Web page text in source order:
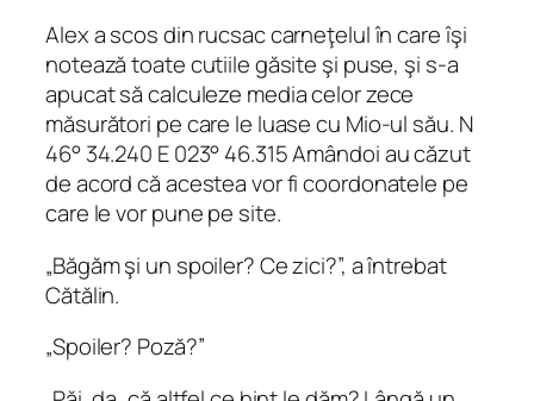
Alex a scos din rucsac carneţelul în care îşi
notează toate cutiile găsite şi puse, şi s‑a
apucat să calculeze media celor zece
măsurători pe care le luase cu Mio‑ul său. N
46° 34.240 E 023° 46.315 Amândoi au căzut
de acord că acestea vor fi coordonatele pe
care le vor pune pe site.
„Băgăm şi un spoiler? Ce zici?”, a întrebat
Cătălin.
„Spoiler? Poză?”